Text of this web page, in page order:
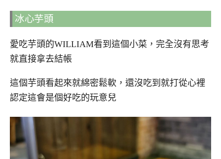
冰心芋頭
愛吃芋頭的WILLIAM看到這個小菜，完全沒有思考
就直接拿去結帳
這個芋頭看起來就綿密鬆軟，還沒吃到就打從心裡
認定這會是個好吃的玩意兒